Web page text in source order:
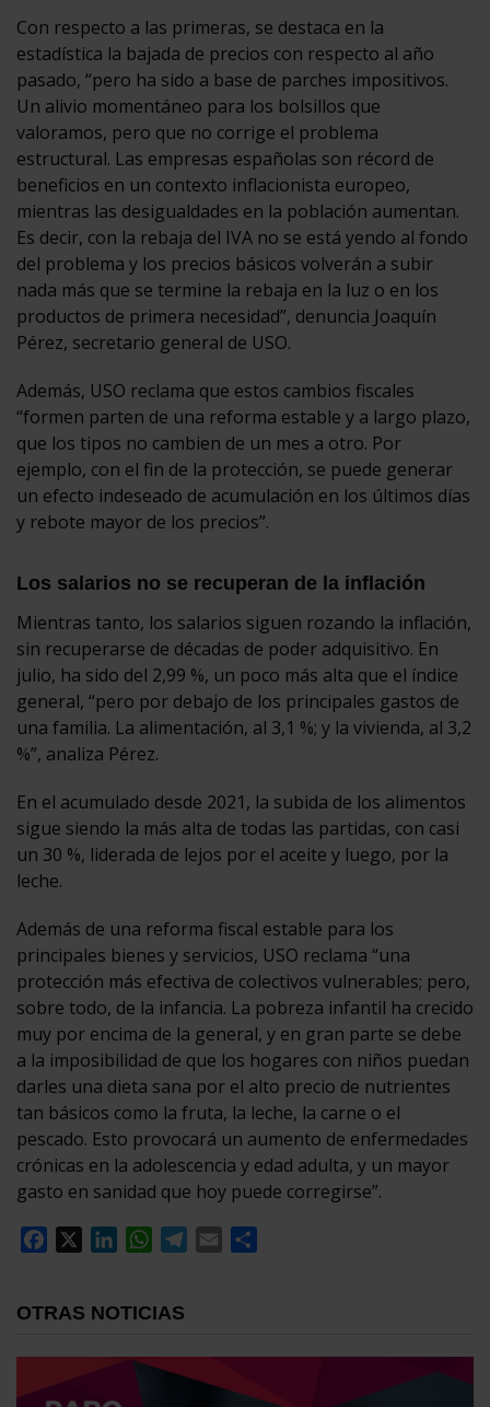
Con respecto a las primeras, se destaca en la
estadística la bajada de precios con respecto al año
pasado, “pero ha sido a base de parches impositivos.
Un alivio momentáneo para los bolsillos que
valoramos, pero que no corrige el problema
estructural. Las empresas españolas son récord de
beneficios en un contexto inflacionista europeo,
mientras las desigualdades en la población aumentan.
Es decir, con la rebaja del IVA no se está yendo al fondo
del problema y los precios básicos volverán a subir
nada más que se termine la rebaja en la luz o en los
productos de primera necesidad”, denuncia Joaquín
Pérez, secretario general de USO.
Además, USO reclama que estos cambios fiscales
“formen parten de una reforma estable y a largo plazo,
que los tipos no cambien de un mes a otro. Por
ejemplo, con el fin de la protección, se puede generar
un efecto indeseado de acumulación en los últimos días
y rebote mayor de los precios”.
Los salarios no se recuperan de la inflación
Mientras tanto, los salarios siguen rozando la inflación,
sin recuperarse de décadas de poder adquisitivo. En
julio, ha sido del 2,99 %, un poco más alta que el índice
general, “pero por debajo de los principales gastos de
una familia. La alimentación, al 3,1 %; y la vivienda, al 3,2
%”, analiza Pérez.
En el acumulado desde 2021, la subida de los alimentos
sigue siendo la más alta de todas las partidas, con casi
un 30 %, liderada de lejos por el aceite y luego, por la
leche.
Además de una reforma fiscal estable para los
principales bienes y servicios, USO reclama “una
protección más efectiva de colectivos vulnerables; pero,
sobre todo, de la infancia. La pobreza infantil ha crecido
muy por encima de la general, y en gran parte se debe
a la imposibilidad de que los hogares con niños puedan
darles una dieta sana por el alto precio de nutrientes
tan básicos como la fruta, la leche, la carne o el
pescado. Esto provocará un aumento de enfermedades
crónicas en la adolescencia y edad adulta, y un mayor
gasto en sanidad que hoy puede corregirse”.
Facebook
LinkedInWhatsApp
Telegram
Email
OTRAS NOTICIAS